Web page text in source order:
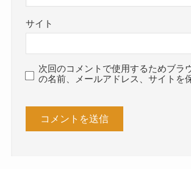
サイト
次回のコメントで使用するためブラ
の名前、メールアドレス、サイトを